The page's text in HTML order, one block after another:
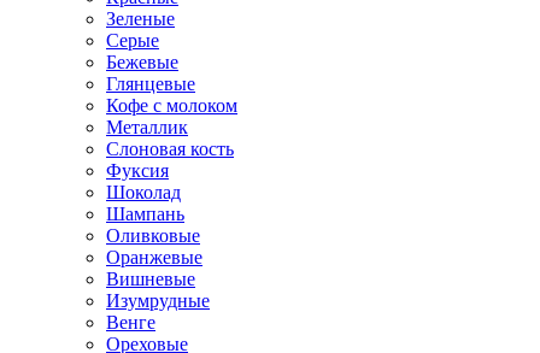
Зеленые
Серые
Бежевые
Глянцевые
Кофе с молоком
Металлик
Слоновая кость
Фуксия
Шоколад
Шампань
Оливковые
Оранжевые
Вишневые
Изумрудные
Венге
Ореховые